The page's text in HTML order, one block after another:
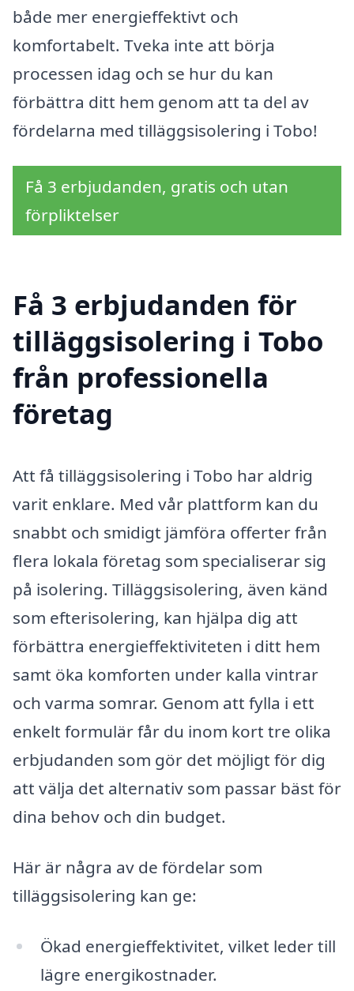
både mer energieffektivt och
komfortabelt. Tveka inte att börja
processen idag och se hur du kan
förbättra ditt hem genom att ta del av
fördelarna med tilläggsisolering i Tobo!
Få 3 erbjudanden, gratis och utan
förpliktelser
Få 3 erbjudanden för
tilläggsisolering i Tobo
från professionella
företag
Att få tilläggsisolering i Tobo har aldrig
varit enklare. Med vår plattform kan du
snabbt och smidigt jämföra offerter från
flera lokala företag som specialiserar sig
på isolering. Tilläggsisolering, även känd
som efterisolering, kan hjälpa dig att
förbättra energieffektiviteten i ditt hem
samt öka komforten under kalla vintrar
och varma somrar. Genom att fylla i ett
enkelt formulär får du inom kort tre olika
erbjudanden som gör det möjligt för dig
att välja det alternativ som passar bäst för
dina behov och din budget.
Här är några av de fördelar som
tilläggsisolering kan ge:
Ökad energieffektivitet, vilket leder till
lägre energikostnader.